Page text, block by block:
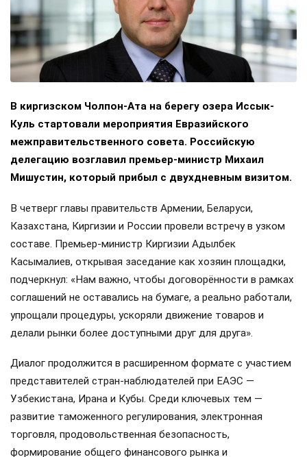
В киргизском Чолпон-Ата на берегу озера Иссык-
Куль стартовали мероприятия Евразийского
межправительственного совета. Российскую
делегацию возглавил премьер-министр Михаил
Мишустин, который прибыл с двухдневным визитом.
В четверг главы правительств Армении, Беларуси,
Казахстана, Киргизии и России провели встречу в узком
составе. Премьер-министр Киргизии Адылбек
Касымалиев, открывая заседание как хозяин площадки,
подчеркнул: «Нам важно, чтобы договорённости в рамках
соглашений не оставались на бумаге, а реально работали,
упрощали процедуры, ускоряли движение товаров и
делали рынки более доступными друг для друга».
Диалог продолжится в расширенном формате с участием
представителей стран-наблюдателей при ЕАЭС —
Узбекистана, Ирана и Кубы. Среди ключевых тем —
развитие таможенного регулирования, электронная
торговля, продовольственная безопасность,
формирование общего финансового рынка и